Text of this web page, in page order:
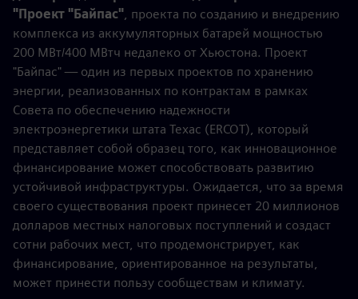
"Проект "Байпас", проекта по созданию и внедрению
комплекса из аккумуляторных батарей мощностью
200 МВт/400 МВтч недалеко от Хьюстона. Проект
"Байпас" — один из первых проектов по хранению
энергии, реализованных по контрактам в рамках
Совета по обеспечению надежности
электроэнергетики штата Техас (ERCOT), который
представляет собой образец того, как инновационное
финансирование может способствовать развитию
устойчивой инфраструктуры. Ожидается, что за время
своего существования проект принесет 20 миллионов
долларов местных налоговых поступлений и создаст
сотни рабочих мест, что продемонстрирует, как
финансирование, ориентированное на результаты,
может принести пользу сообществам и климату.